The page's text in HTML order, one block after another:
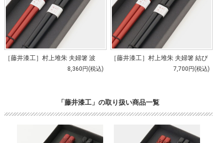
［藤井漆工］村上堆朱 夫婦箸 波
8,360円(税込)
［藤井漆工］村上堆朱 夫婦箸 結び
7,700円(税込)
「藤井漆工」の取り扱い商品一覧